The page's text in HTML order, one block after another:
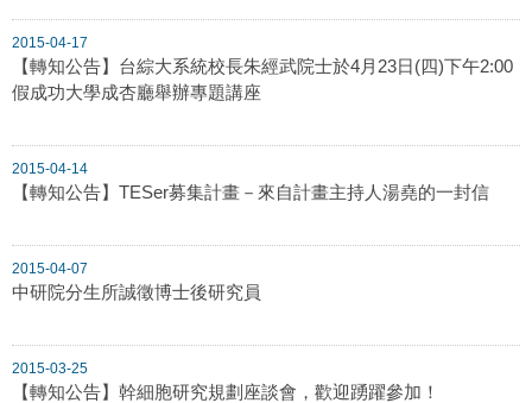
2015-04-17
【轉知公告】台綜大系統校長朱經武院士於4月23日(四)下午2:00
假成功大學成杏廳舉辦專題講座
2015-04-14
【轉知公告】TESer募集計畫－來自計畫主持人湯堯的一封信
2015-04-07
中研院分生所誠徵博士後研究員
2015-03-25
【轉知公告】幹細胞研究規劃座談會，歡迎踴躍參加！